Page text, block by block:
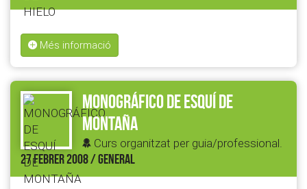
Més informació
MONOGRÁFICO DE ESQUÍ DE
MONTAÑA
Curs organitzat per guia/professional.
27 FEBRER 2008 / GENERAL